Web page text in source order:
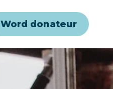
Word donateur